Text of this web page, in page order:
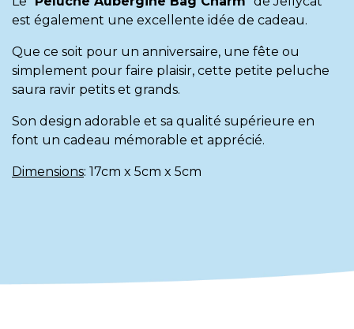
est également une excellente idée de cadeau.
Que ce soit pour un anniversaire, une fête ou
simplement pour faire plaisir, cette petite peluche
saura ravir petits et grands.
Son design adorable et sa qualité supérieure en
font un cadeau mémorable et apprécié.
Dimensions: 17cm x 5cm x 5cm